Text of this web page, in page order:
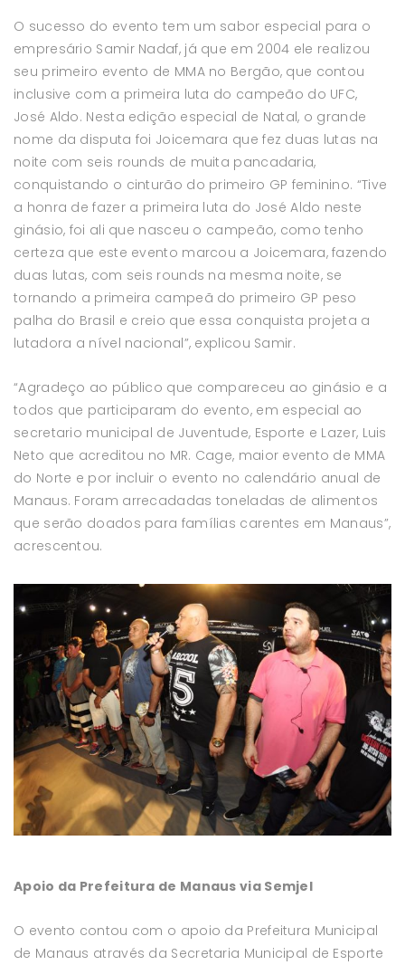
O sucesso do evento tem um sabor especial para o
empresário Samir Nadaf, já que em 2004 ele realizou
seu primeiro evento de MMA no Bergão, que contou
inclusive com a primeira luta do campeão do UFC,
José Aldo. Nesta edição especial de Natal, o grande
nome da disputa foi Joicemara que fez duas lutas na
noite com seis rounds de muita pancadaria,
conquistando o cinturão do primeiro GP feminino. “Tive
a honra de fazer a primeira luta do José Aldo neste
ginásio, foi ali que nasceu o campeão, como tenho
certeza que este evento marcou a Joicemara, fazendo
duas lutas, com seis rounds na mesma noite, se
tornando a primeira campeã do primeiro GP peso
palha do Brasil e creio que essa conquista projeta a
lutadora a nível nacional”, explicou Samir.
“Agradeço ao público que compareceu ao ginásio e a
todos que participaram do evento, em especial ao
secretario municipal de Juventude, Esporte e Lazer, Luis
Neto que acreditou no MR. Cage, maior evento de MMA
do Norte e por incluir o evento no calendário anual de
Manaus. Foram arrecadadas toneladas de alimentos
que serão doados para famílias carentes em Manaus”,
acrescentou.
Apoio da Prefeitura de Manaus via Semjel
O evento contou com o apoio da Prefeitura Municipal
de Manaus através da Secretaria Municipal de Esporte